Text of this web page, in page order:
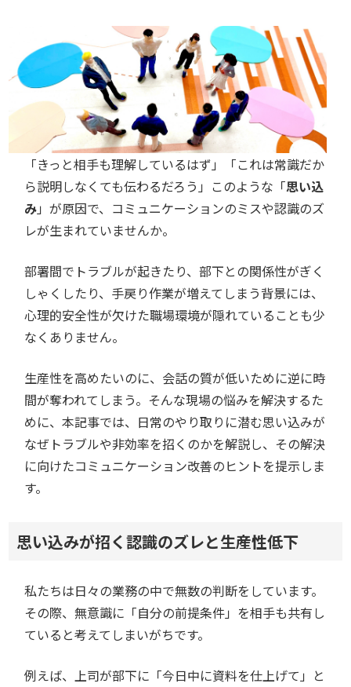
「きっと相手も理解しているはず」「これは常識だか
ら説明しなくても伝わるだろう」このような「思い込
み」が原因で、コミュニケーションのミスや認識のズ
レが生まれていませんか。
部署間でトラブルが起きたり、部下との関係性がぎく
しゃくしたり、手戻り作業が増えてしまう背景には、
心理的安全性が欠けた職場環境が隠れていることも少
なくありません。
生産性を高めたいのに、会話の質が低いために逆に時
間が奪われてしまう。そんな現場の悩みを解決するた
めに、本記事では、日常のやり取りに潜む思い込みが
なぜトラブルや非効率を招くのかを解説し、その解決
に向けたコミュニケーション改善のヒントを提示しま
す。
思い込みが招く認識のズレと生産性低下
私たちは日々の業務の中で無数の判断をしています。
その際、無意識に「自分の前提条件」を相手も共有し
ていると考えてしまいがちです。
例えば、上司が部下に「今日中に資料を仕上げて」と